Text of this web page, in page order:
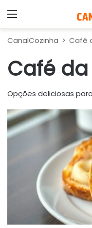
CanalCozinha > Café
Café
Opções deliciosas